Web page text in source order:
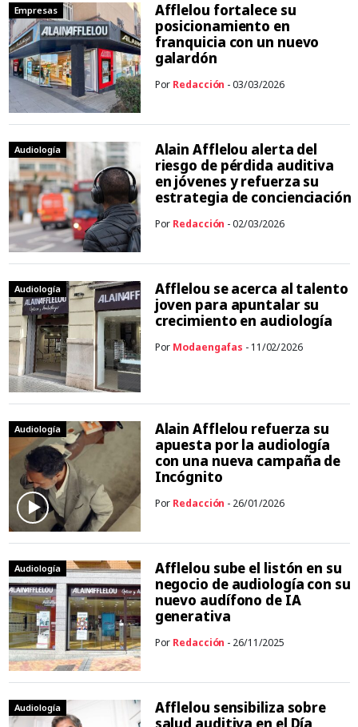
Empresas
Afflelou fortalece su
posicionamiento en
franquicia con un nuevo
galardón
Por Redacción - 03/03/2026
Audiología
Alain Afflelou alerta del
riesgo de pérdida auditiva
en jóvenes y refuerza su
estrategia de concienciación
Por Redacción - 02/03/2026
Audiología
Afflelou se acerca al talento
joven para apuntalar su
crecimiento en audiología
Por Modaengafas - 11/02/2026
Audiología
Alain Afflelou refuerza su
apuesta por la audiología
con una nueva campaña de
Incógnito
Por Redacción - 26/01/2026
Audiología
Afflelou sube el listón en su
negocio de audiología con su
nuevo audífono de IA
generativa
Por Redacción - 26/11/2025
Audiología
Afflelou sensibiliza sobre
salud auditiva en el Día